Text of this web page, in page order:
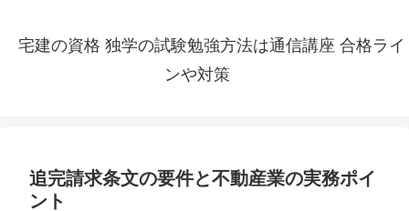
宅建の資格 独学の試験勉強方法は通信講座 合格ライ
ンや対策
追完請求条文の要件と不動産業の実務ポイ
ント